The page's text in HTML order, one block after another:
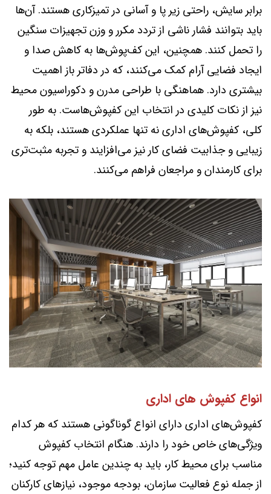
برابر سایش، راحتی زیر پا و آسانی در تمیزکاری هستند. آن‌ها
باید بتوانند فشار ناشی از تردد مکرر و وزن تجهیزات سنگین
را تحمل کنند. همچنین، این کف‌پوش‌ها به کاهش صدا و
ایجاد فضایی آرام کمک می‌کنند، که در دفاتر باز اهمیت
بیشتری دارد. هماهنگی با طراحی مدرن و دکوراسیون محیط
نیز از نکات کلیدی در انتخاب این کفپوش‌هاست. به طور
کلی، کفپوش‌های اداری نه تنها عملکردی هستند، بلکه به
زیبایی و جذابیت فضای کار نیز می‌افزایند و تجربه مثبت‌تری
برای کارمندان و مراجعان فراهم می‌کنند.
انواع کفپوش های اداری
کفپوش‌های اداری دارای انواع گوناگونی هستند که هر کدام
ویژگی‌های خاص خود را دارند. هنگام انتخاب کفپوش
مناسب برای محیط کار، باید به چندین عامل مهم توجه کنید؛
از جمله نوع فعالیت سازمان، بودجه موجود، نیازهای کارکنان